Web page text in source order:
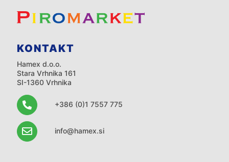
KONTAKT
Hamex d.o.o.
Stara Vrhnika 161
SI-1360 Vrhnika
+386 (0)1 7557 775
info@hamex.si